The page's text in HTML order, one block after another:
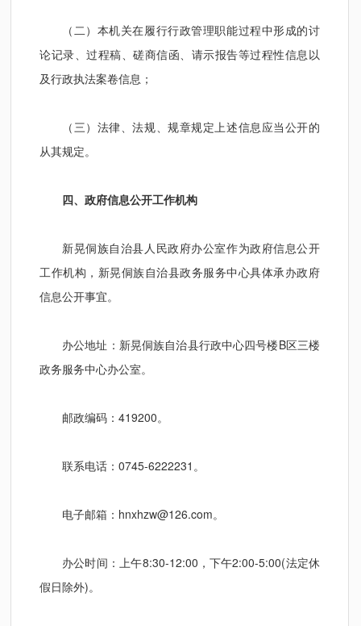
（二）本机关在履行行政管理职能过程中形成的讨
论记录、过程稿、磋商信函、请示报告等过程性信息以
及行政执法案卷信息；
（三）法律、法规、规章规定上述信息应当公开的
从其规定。
四、政府信息公开工作机构
新晃侗族自治县人民政府办公室作为政府信息公开
工作机构，新晃侗族自治县政务服务中心具体承办政府
信息公开事宜。
办公地址：新晃侗族自治县行政中心四号楼B区三楼
政务服务中心办公室。
邮政编码：419200。
联系电话：0745-6222231。
电子邮箱：hnxhzw@126.com。
办公时间：上午8:30-12:00，下午2:00-5:00(法定休
假日除外)。